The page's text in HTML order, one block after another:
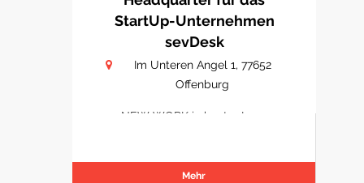
StartUp-Unternehmen
sevDesk
Im Unteren Angel 1, 77652
Offenburg
NEW WORK in bester Lage
Mehr